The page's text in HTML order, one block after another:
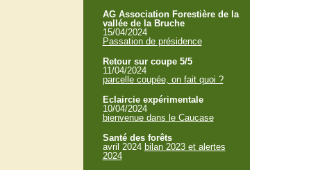
AG Association Forestière de la
vallée de la Bruche
15/04/2024
Passation de présidence
Retour sur coupe 5/5
11/04/2024
parcelle coupée, on fait quoi ?
Eclaircie expérimentale
10/04/2024
bienvenue dans le Caucase
Santé des forêts
avril 2024 bilan 2023 et alertes
2024